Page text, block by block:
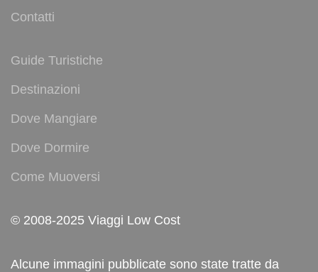
Contatti
Guide Turistiche
Destinazioni
Dove Mangiare
Dove Dormire
Come Muoversi
© 2008-2025 Viaggi Low Cost
Alcune immagini pubblicate sono state tratte da